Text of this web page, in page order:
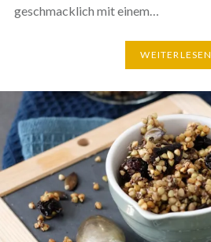
geschmacklich mit einem…
WEITERLESEN